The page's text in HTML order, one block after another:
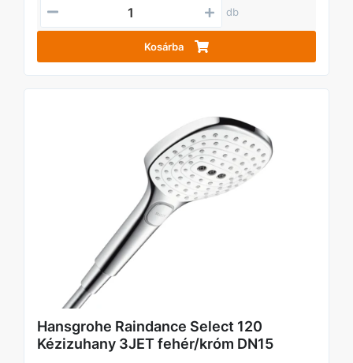
db
Kosárba
Hansgrohe Raindance Select 120
Kézizuhany 3JET fehér/króm DN15